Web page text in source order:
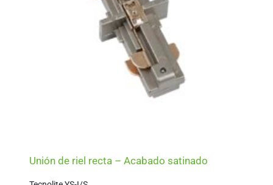
Unión de riel recta – Acabado satinado